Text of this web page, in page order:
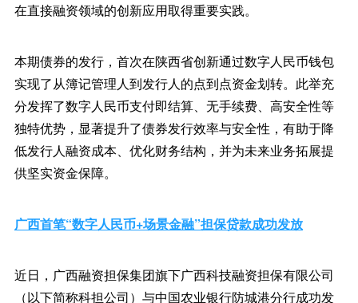
在直接融资领域的创新应用取得重要实践。
本期债券的发行，首次在陕西省创新通过数字人民币钱包
实现了从簿记管理人到发行人的点到点资金划转。此举充
分发挥了数字人民币支付即结算、无手续费、高安全性等
独特优势，显著提升了债券发行效率与安全性，有助于降
低发行人融资成本、优化财务结构，并为未来业务拓展提
供坚实资金保障。
广西首笔“数字人民币+场景金融”担保贷款成功发放
近日，广西融资担保集团旗下广西科技融资担保有限公司
（以下简称科担公司）与中国农业银行防城港分行成功发